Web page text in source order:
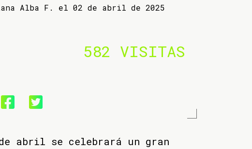
Alba F. el 02 de abril de 2025
582 VISITAS
abril se celebrará un gran